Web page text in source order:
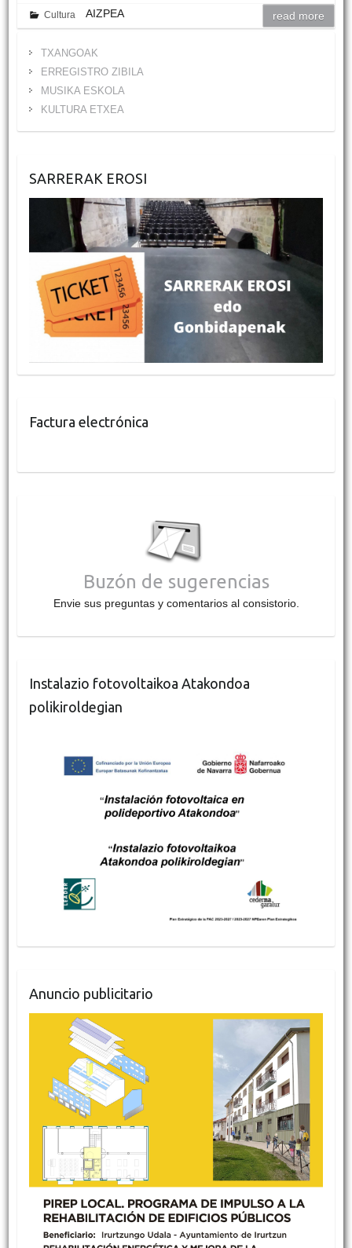
Cultura AIZPEA read more
TXANGOAK
ERREGISTRO ZIBILA
MUSIKA ESKOLA
KULTURA ETXEA
SARRERAK EROSI
Factura electrónica
Buzón de sugerencias
Envie sus preguntas y comentarios al consistorio.
Instalazio fotovoltaikoa Atakondoa
polikiroldegian
Anuncio publicitario